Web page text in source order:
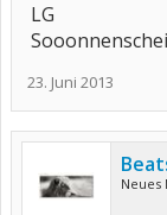
LG
23. Juni 2013
Neues